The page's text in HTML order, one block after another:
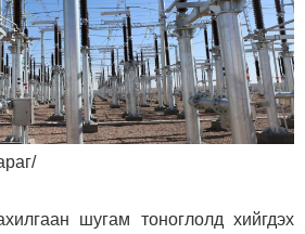
шугам тоноглолд хийгдэх